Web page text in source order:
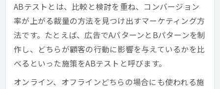
ABテストとは、比較と検討を重ね、コンバージョン
率が上がる裁量の方法を見つけ出すマーケティング方
法です。たとえば、広告でAパターンとBパターンを制
作し、どちらが顧客の行動に影響を与えているかを比
べるといった施策をABテストと呼びます。
オンライン、オフラインどちらの場合にも使われる施